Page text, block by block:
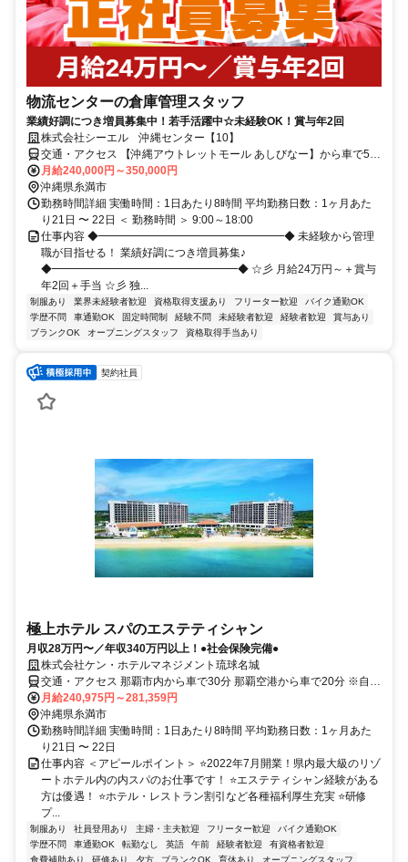
物流センターの倉庫管理スタッフ
業績好調につき増員募集中！若手活躍中☆未経験OK！賞与年2回
株式会社シーエル 沖縄センター【10】
交通・アクセス 【沖縄アウトレットモール あしびなー】から車で5分
／車通勤OK（無料駐車場あり）
月給240,000円～350,000円
沖縄県糸満市
勤務時間詳細 実働時間：1日あたり8時間 平均勤務日数：1ヶ月あた
り21日 〜 22日 ＜ 勤務時間 ＞ 9:00～18:00
仕事内容 ◆━━━━━━━━━━━━━━━━━◆ 未経験から管理
職が目指せる！ 業績好調につき増員募集♪
◆━━━━━━━━━━━━━━━━━◆ ☆彡 月給24万円～＋賞与
年2回＋手当 ☆彡 独...
制服あり 業界未経験者歓迎 資格取得支援あり フリーター歓迎
バイク通勤OK
学歴不問
車通勤OK 固定時間制 経験不問 未経験者歓迎 経験者歓迎
賞与あり
ブランクOK
オープニングスタッフ 資格取得手当あり
契約社員
極上ホテル スパのエステティシャン
月収28万円〜／年収340万円以上！●社会保険完備●
株式会社ケン・ホテルマネジメント琉球名城
交通・アクセス 那覇市内から車で30分 那覇空港から車で20分 ※自動
車・バイク通勤可
月給240,975円～281,359円
沖縄県糸満市
勤務時間詳細 実働時間：1日あたり8時間 平均勤務日数：1ヶ月あた
り21日 〜 22日
仕事内容 ＜アピールポイント＞ ⭐2022年7月開業！県内最大級のリゾ
ートホテル内の内スパのお仕事です！ ⭐エステティシャン経験がある
方は優遇！ ⭐ホテル・レストラン割引など各種福利厚生充実 ⭐研修
プ...
制服あり 社員登用あり 主婦・主夫歓迎 フリーター歓迎
バイク通勤OK
学歴不問
車通勤OK 転勤なし 英語 午前 経験者歓迎
有資格者歓迎